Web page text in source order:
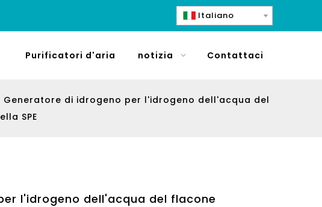
Italiano
Purificatori d'aria notizia Contattaci
Generatore di idrogeno per l'idrogeno dell'acqua del
SPE
l'idrogeno dell'acqua del flacone